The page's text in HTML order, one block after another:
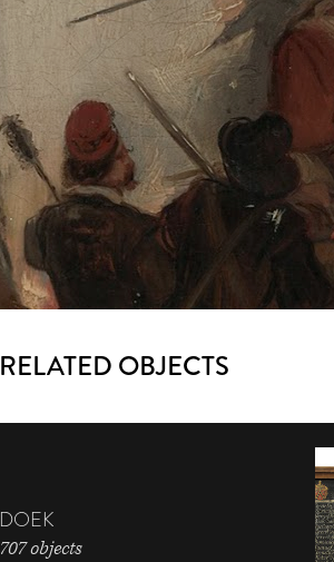
RELATED OBJECTS
DOEK
707 objects